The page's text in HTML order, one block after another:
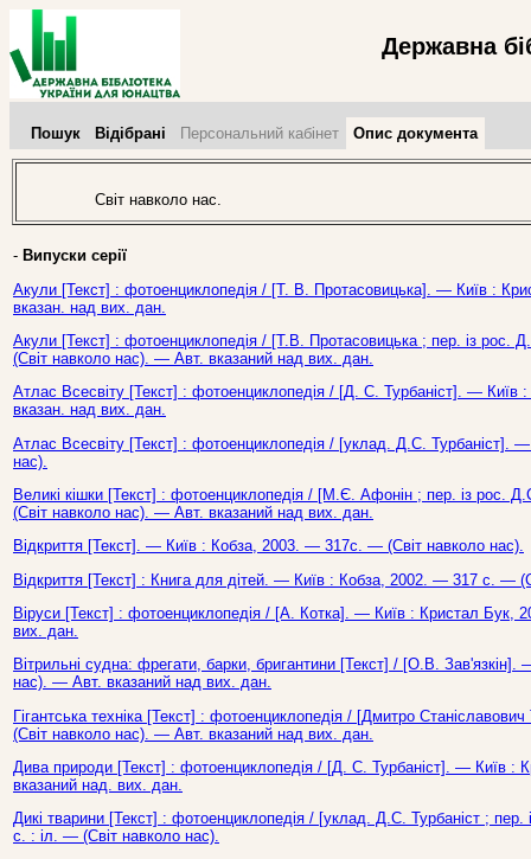
Державна
Пошук Відібрані Персональний кабінет Опис документа
Світ навколо нас.
- Випуски серії
Акули [Текст] : фотоенциклопедія / [Т. В. Протасовицька]. — Київ :
вказан. над вих. дан.
Акули [Текст] : фотоенциклопедія / [Т.В. Протасовицька ; пер. із
(Світ навколо нас). — Авт. вказаний над вих. дан.
Атлас Всесвіту [Текст] : фотоенциклопедія / [Д. С. Турбаніст]. —
вказан. над вих. дан.
Атлас Всесвіту [Текст] : фотоенциклопедія / [уклад. Д.С.
нас).
Великі кішки [Текст] : фотоенциклопедія / [М.Є. Афонін ; пер. із
(Світ навколо нас). — Авт. вказаний над вих. дан.
Відкриття [Текст]. — Київ : Кобза, 2003. — 317с. — (Світ навколо нас).
Відкриття [Текст] : Книга для дітей. — Київ : Кобза, 2002. — 317 с. —
Віруси [Текст] : фотоенциклопедія / [А. Котка]. — Київ : Кристал
вих. дан.
Вітрильні судна: фрегати, барки, бригантини [Текст] / [О.В.
нас). — Авт. вказаний над вих. дан.
Гігантська техніка [Текст] : фотоенциклопедія / [Дмитро
(Світ навколо нас). — Авт. вказаний над вих. дан.
Дива природи [Текст] : фотоенциклопедія / [Д. С. Турбаніст]. — Київ
вказаний над. вих. дан.
Дикі тварини [Текст] : фотоенциклопедія / [уклад. Д.С. Турбаніст ;
с. : іл. — (Світ навколо нас).